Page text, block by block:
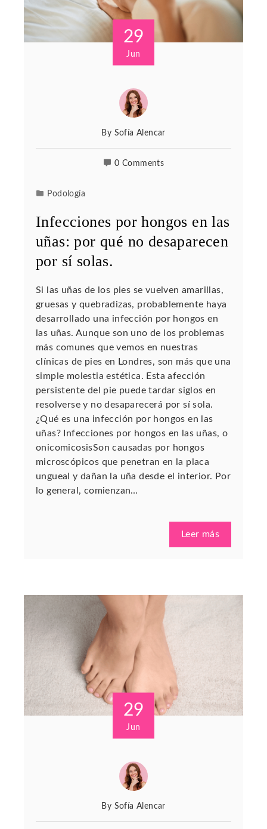
29
Jun
By Sofía Alencar
0 Comments
Podología
Infecciones por hongos en las
uñas: por qué no desaparecen
por sí solas.
Si las uñas de los pies se vuelven amarillas,
gruesas y quebradizas, probablemente haya
desarrollado una infección por hongos en
las uñas. Aunque son uno de los problemas
más comunes que vemos en nuestras
clínicas de pies en Londres, son más que una
simple molestia estética. Esta afección
persistente del pie puede tardar siglos en
resolverse y no desaparecerá por sí sola.
¿Qué es una infección por hongos en las
uñas? Infecciones por hongos en las uñas, o
onicomicosisSon causadas por hongos
microscópicos que penetran en la placa
ungueal y dañan la uña desde el interior. Por
lo general, comienzan…
Leer más
29
Jun
By Sofía Alencar